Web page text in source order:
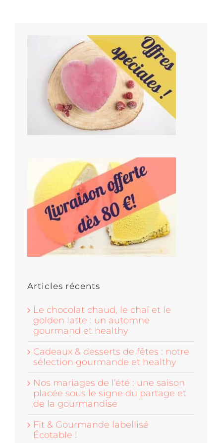
Articles récents
Le chocolat chaud, le chaï et le
golden latte : un automne
gourmand et healthy
Cadeaux & desserts de fêtes : notre
sélection gourmande et healthy
Nos mariages de l’été : une saison
placée sous le signe du partage et
de la gourmandise
Fit & Gourmande labellisé
Écotable !